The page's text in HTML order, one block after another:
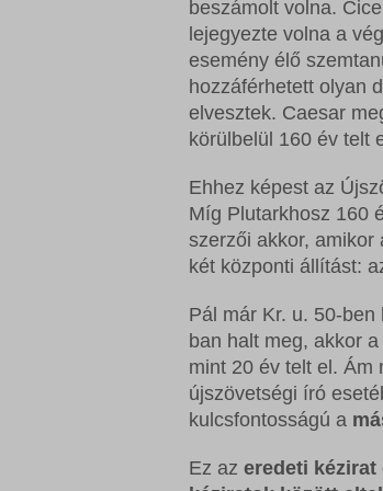
beszámolt volna.
lejegyezte volna a
esemény élő
hozzáférhetett olyan
elvesztek. Caesar
körülbelül 160 év telt
Ehhez képest az
Míg Plutarkhosz 160
szerzői akkor, amikor
két központi állítást:
Pál már Kr. u. 50-ben
ban halt meg, akkor
mint 20 év telt el. Ám
újszövetségi író
kulcsfontosságú a
Ez az eredeti kézirat